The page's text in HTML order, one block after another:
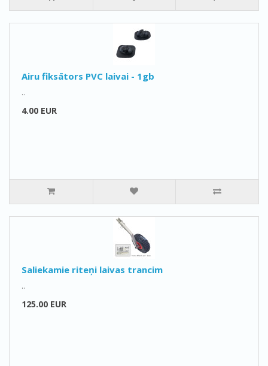
Airu fiksātors PVC laivai - 1gb
..
4.00 EUR
Saliekamie riteņi laivas trancim
..
125.00 EUR